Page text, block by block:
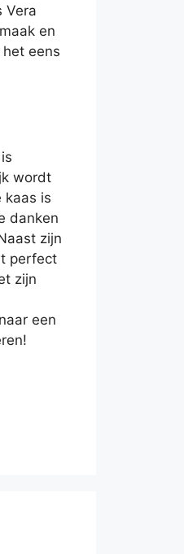
Vera
en
eens
wordt
kaas is
danken
zijn
perfect
zijn
een